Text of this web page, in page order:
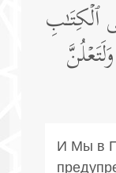
ٱلۡكِتَـٰبِ
И Мы в